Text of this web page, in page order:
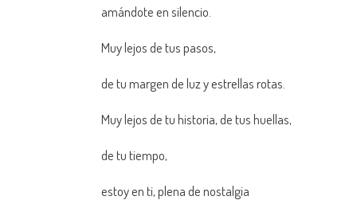
amándote en silencio.
Muy lejos de tus pasos,
de tu margen de luz y estrellas rotas.
Muy lejos de tu historia, de tus huellas,
de tu tiempo,
estoy en ti, plena de nostalgia